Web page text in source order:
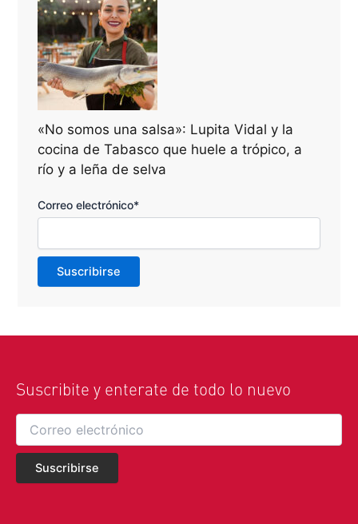
«No somos una salsa»: Lupita Vidal y la
cocina de Tabasco que huele a trópico, a
río y a leña de selva
Correo electrónico*
Suscribite y enterate de todo lo nuevo